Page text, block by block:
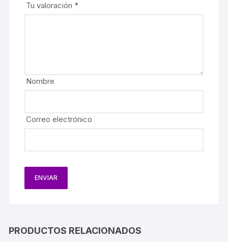
Tu valoración *
Nombre
Correo electrónico
PRODUCTOS RELACIONADOS